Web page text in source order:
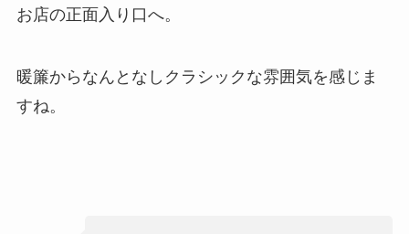
お店の正面入り口へ。
暖簾からなんとなしクラシックな雰囲気を感じま
すね。